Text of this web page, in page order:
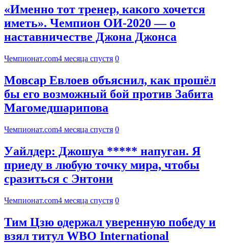
«Именно тот тренер, какого хочется
иметь». Чемпион ОИ-2020 — о
наставничестве Джона Джонса
Чемпионат.com4 месяца спустя 0
Мовсар Евлоев объяснил, как прошёл
бы его возможный бой против Забита
Магомедшарипова
Чемпионат.com4 месяца спустя 0
Уайлдер: Джошуа ***** напуган. Я
приеду в любую точку мира, чтобы
сразиться с Энтони
Чемпионат.com4 месяца спустя 0
Тим Цзю одержал уверенную победу и
взял титул WBO International